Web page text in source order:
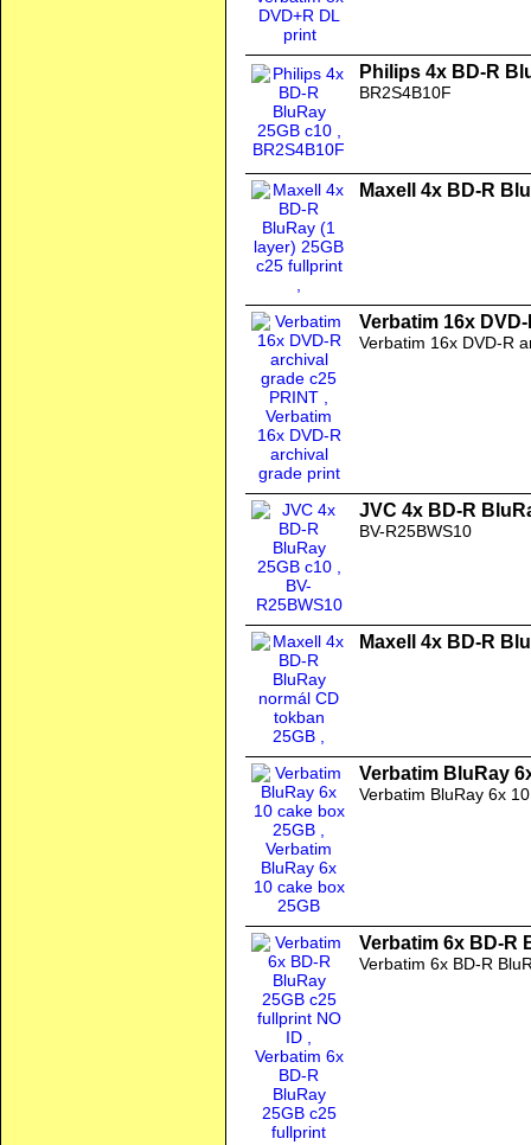
Philips 4x BD-R
BR2S4B10F
Maxell 4x BD-R
Verbatim 16x
Verbatim 16x DVD-R
JVC 4x BD-R
BV-R25BWS10
Maxell 4x BD-R
Verbatim BluRay
Verbatim BluRay 6x
Verbatim 6x BD-R
Verbatim 6x BD-R